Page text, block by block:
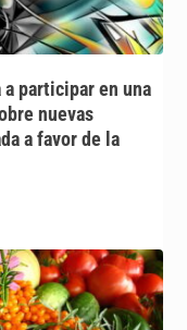
a participar en una
nuevas
a favor de la